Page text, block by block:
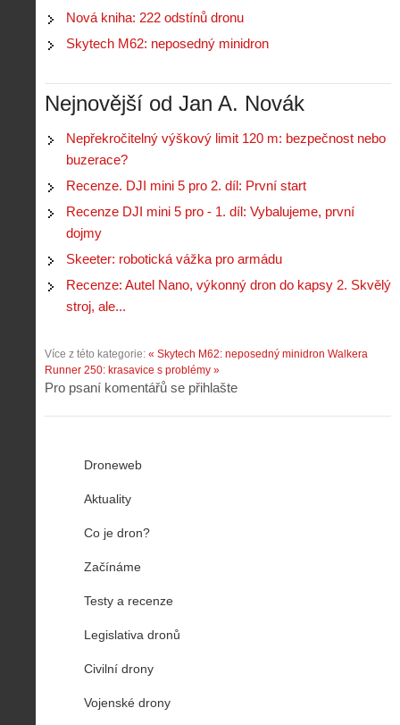
Nová kniha: 222 odstínů dronu
Skytech M62: neposedný minidron
Nejnovější od Jan A. Novák
Nepřekročitelný výškový limit 120 m: bezpečnost nebo
buzerace?
Recenze. DJI mini 5 pro 2. díl: První start
Recenze DJI mini 5 pro - 1. díl: Vybalujeme, první
dojmy
Skeeter: robotická vážka pro armádu
Recenze: Autel Nano, výkonný dron do kapsy 2. Skvělý
stroj, ale...
Více z této kategorie: « Skytech M62: neposedný minidron Walkera
Runner 250: krasavice s problémy »
Pro psaní komentářů se přihlašte
Droneweb
Aktuality
Co je dron?
Začínáme
Testy a recenze
Legislativa dronů
Civilní drony
Vojenské drony